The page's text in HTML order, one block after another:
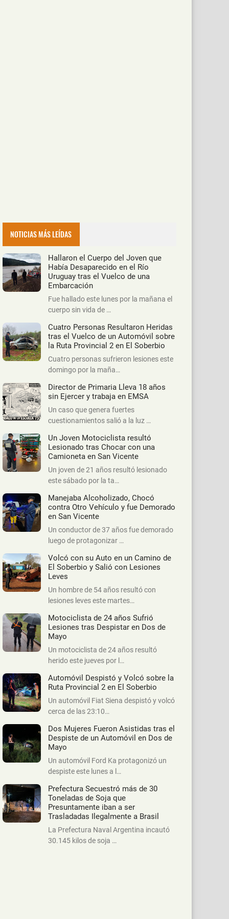
NOTICIAS MÁS LEÍDAS
Hallaron el Cuerpo del Joven que
Había Desaparecido en el Río
Uruguay tras el Vuelco de una
Embarcación
Fue hallado este lunes por la mañana el
cuerpo sin vida de …
Cuatro Personas Resultaron Heridas
tras el Vuelco de un Automóvil sobre
la Ruta Provincial 2 en El Soberbio
Cuatro personas sufrieron lesiones este
domingo por la maña…
Director de Primaria Lleva 18 años
sin Ejercer y trabaja en EMSA
Un caso que genera fuertes
cuestionamientos salió a la luz …
Un Joven Motociclista resultó
Lesionado tras Chocar con una
Camioneta en San Vicente
Un joven de 21 años resultó lesionado
este sábado por la ta…
Manejaba Alcoholizado, Chocó
contra Otro Vehículo y fue Demorado
en San Vicente
Un conductor de 37 años fue demorado
luego de protagonizar …
Volcó con su Auto en un Camino de
El Soberbio y Salió con Lesiones
Leves
Un hombre de 54 años resultó con
lesiones leves este martes…
Motociclista de 24 años Sufrió
Lesiones tras Despistar en Dos de
Mayo
Un motociclista de 24 años resultó
herido este jueves por l…
Automóvil Despistó y Volcó sobre la
Ruta Provincial 2 en El Soberbio
Un automóvil Fiat Siena despistó y volcó
cerca de las 23:10…
Dos Mujeres Fueron Asistidas tras el
Despiste de un Automóvil en Dos de
Mayo
Un automóvil Ford Ka protagonizó un
despiste este lunes a l…
Prefectura Secuestró más de 30
Toneladas de Soja que
Presuntamente iban a ser
Trasladadas Ilegalmente a Brasil
La Prefectura Naval Argentina incautó
30.145 kilos de soja …